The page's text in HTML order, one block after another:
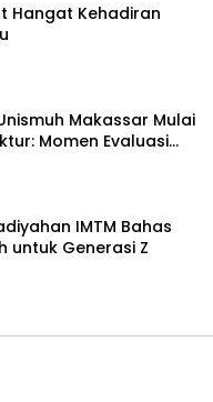
Hangat Kehadiran
Makassar Mulai
Momen Evaluasi
IMTM Bahas
untuk Generasi Z